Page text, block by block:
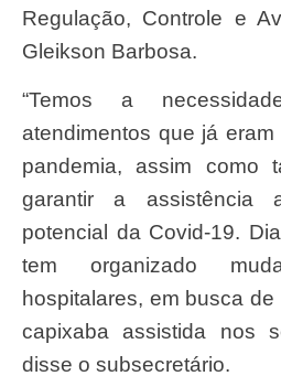
Regulação, Controle e
Gleikson Barbosa.
“Temos a necessidade mantermos os
atendimentos que já
pandemia, assim como
garantir a assistência
potencial da Covid-19.
tem organizado
hospitalares, em busca
capixaba assistida nos
disse o subsecretário.